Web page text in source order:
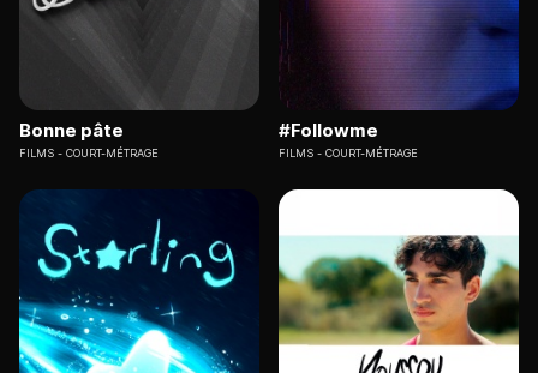
Bonne pâte
FILMS COURT-MÉTRAGE
#Followme
FILMS COURT-MÉTRAGE